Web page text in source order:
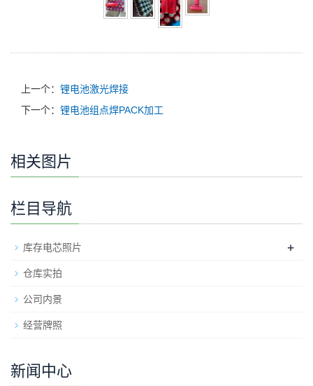
上一个： 锂电池激光焊接
下一个： 锂电池组点焊PACK加工
相关图片
栏目导航
库存电芯照片 +
仓库实拍
公司内景
经营牌照
新闻中心